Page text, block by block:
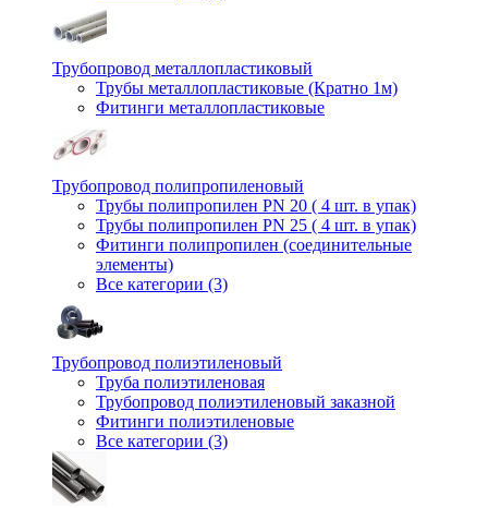
Трубопровод металлопластиковый
Трубы металлопластиковые (Кратно 1м)
Фитинги металлопластиковые
Трубопровод полипропиленовый
Трубы полипропилен PN 20 ( 4 шт. в упак)
Трубы полипропилен PN 25 ( 4 шт. в упак)
Фитинги полипропилен (cоединительные
элементы)
Все категории (3)
Трубопровод полиэтиленовый
Труба полиэтиленовая
Трубопровод полиэтиленовый заказной
Фитинги полиэтиленовые
Все категории (3)